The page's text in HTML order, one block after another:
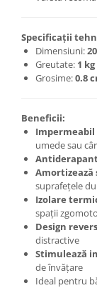
Specificații
Dimensiuni:
Greutate: 1 kg
Grosime:0.8
Beneficii:
Impermeabil
umede sau
Amortizează
suprafețele
Izolare
spații
Design
distractive
Stimulează
de învățare
Ideal pentru